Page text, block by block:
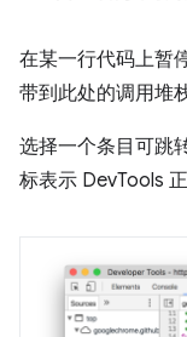
在某一行代码上暂
带到此处的调用堆栈
选择一个条目可跳
标表示 DevTools